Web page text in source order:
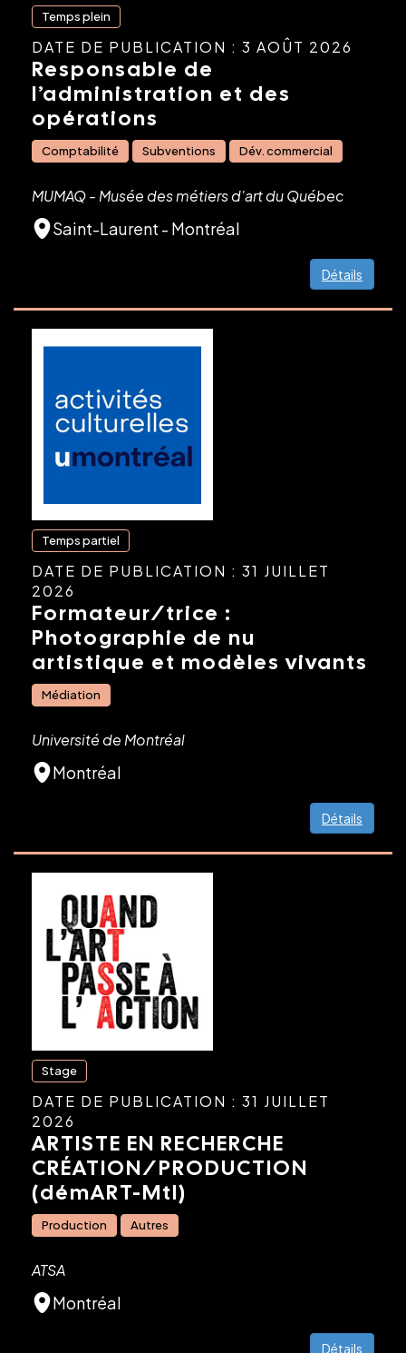
Temps plein
DATE DE PUBLICATION : 3 AOÛT 2026
Responsable de
l’administration et des
opérations
Comptabilité Subventions Dév. commercial
MUMAQ - Musée des métiers d'art du Québec
Saint-Laurent - Montréal
Détails
Temps partiel
DATE DE PUBLICATION : 31 JUILLET
2026
Formateur/trice :
Photographie de nu
artistique et modèles vivants
Médiation
Université de Montréal
Montréal
Détails
Stage
DATE DE PUBLICATION : 31 JUILLET
2026
ARTISTE EN RECHERCHE
CRÉATION/PRODUCTION
(démART-Mtl)
Production Autres
ATSA
Montréal
Détails